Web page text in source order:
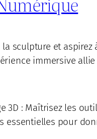
la sculpture et
immersive
3D : Maîtrisez les
essentielles pour